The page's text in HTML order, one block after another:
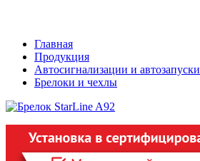
Главная
Продукция
Автосигнализации и автозапуски
Брелоки и чехлы